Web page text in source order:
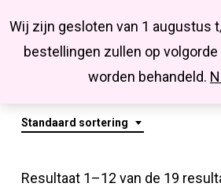
Wij zijn gesloten van 1 augustus
bestellingen zullen op
worden behandeld.
main
Missbluesieraden
Rood/oranje
Standaard sortering
Resultaat 1–12 van de 19